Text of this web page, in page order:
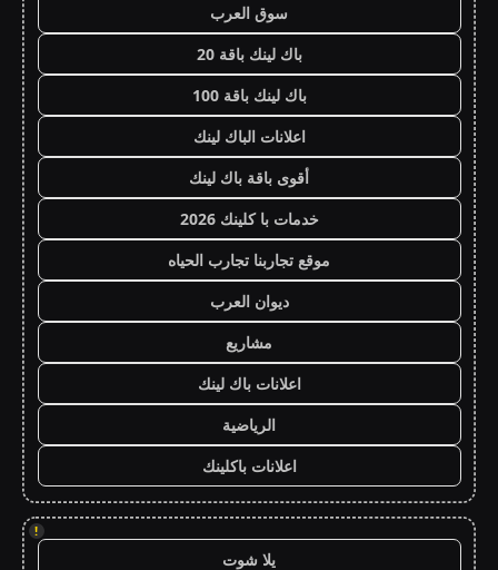
سوق العرب
باك لينك باقة 20
باك لينك باقة 100
اعلانات الباك لينك
أقوى باقة باك لينك
خدمات با كلينك 2026
موقع تجاربنا تجارب الحياه
ديوان العرب
مشاريع
اعلانات باك لينك
الرياضية
اعلانات باكلينك
!
يلا شوت